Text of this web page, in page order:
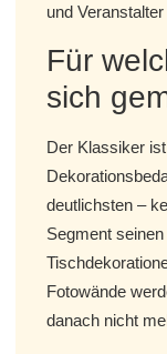
und
Für
sich
Der Klassiker
deutlichsten –
Segment
Fotowände
danach nicht